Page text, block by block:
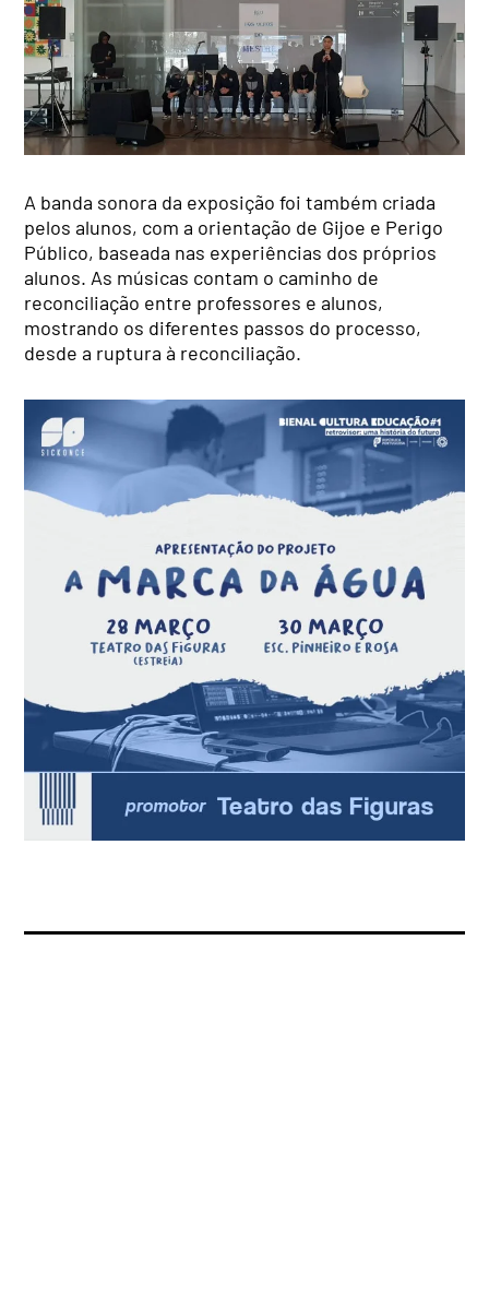
A banda sonora da exposição foi também criada
pelos alunos, com a orientação de Gijoe e Perigo
Público, baseada nas experiências dos próprios
alunos. As músicas contam o caminho de
reconciliação entre professores e alunos,
mostrando os diferentes passos do processo,
desde a ruptura à reconciliação.